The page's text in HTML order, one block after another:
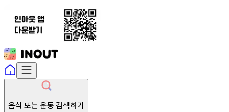
음식 또는 운동 검색하기